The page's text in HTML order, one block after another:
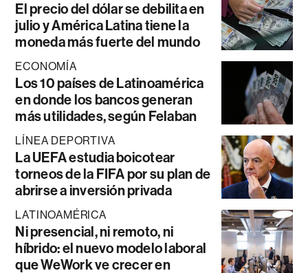
El precio del dólar se debilita en
julio y América Latina tiene la
moneda más fuerte del mundo
ECONOMÍA
Los 10 países de Latinoamérica
en donde los bancos generan
más utilidades, según Felaban
LÍNEA DEPORTIVA
La UEFA estudia boicotear
torneos de la FIFA por su plan de
abrirse a inversión privada
LATINOAMÉRICA
Ni presencial, ni remoto, ni
híbrido: el nuevo modelo laboral
que WeWork ve crecer en